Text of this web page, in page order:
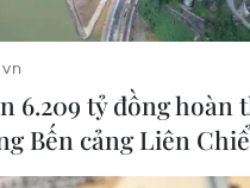
tổ
3 điểm
chiến
6.209 tỷ đồng hoàn
Bến cảng Liên